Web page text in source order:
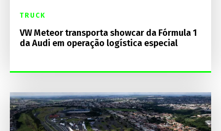
TRUCK
VW Meteor transporta showcar da Fórmula 1
da Audi em operação logística especial